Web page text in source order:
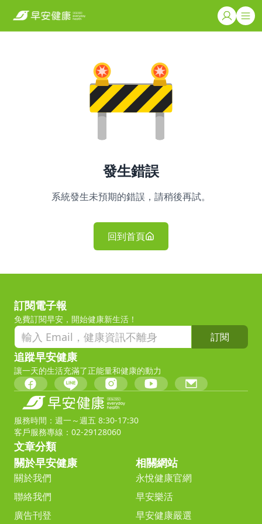
發生錯誤
系統發生未預期的錯誤，請稍後再試。
回到首頁
訂閱電子報
免費訂閱早安，開始健康新生活！
訂閱
追蹤早安健康
讓一天的生活充滿了正能量和健康的動力
服務時間：週一～週五 8:30-17:30
客戶服務專線：02-29128060
文章分類
關於早安健康
關於我們
聯絡我們
廣告刊登
相關網站
永悅健康官網
早安樂活
早安健康嚴選